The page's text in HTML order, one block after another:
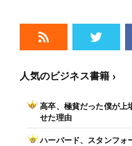
人気のビジネス書籍
高卒、極貧だった僕が上
せた理由
ハーバード、スタンフォ